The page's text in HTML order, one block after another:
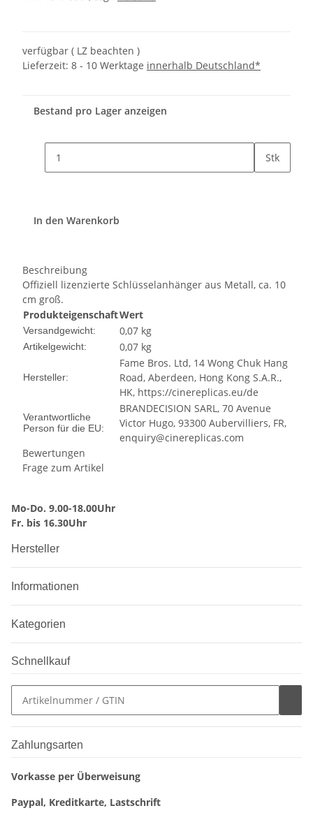
verfügbar ( LZ beachten )
Lieferzeit: 8 - 10 Werktage innerhalb Deutschland*
Bestand pro Lager anzeigen
Stk
In den Warenkorb
Beschreibung
Offiziell lizenzierte Schlüsselanhänger aus Metall, ca. 10
cm groß.
ProdukteigenschaftWert
Versandgewicht: 0,07 kg
Artikelgewicht: 0,07 kg
Hersteller:
Fame Bros. Ltd, 14 Wong Chuk Hang
Road, Aberdeen, Hong Kong S.A.R.,
HK, https://cinereplicas.eu/de
Verantwortliche
Person für die EU:
BRANDECISION SARL, 70 Avenue
Victor Hugo, 93300 Aubervilliers, FR,
enquiry@cinereplicas.com
Bewertungen
Frage zum Artikel
Mo-Do. 9.00-18.00Uhr
Fr. bis 16.30Uhr
Hersteller
Informationen
Kategorien
Schnellkauf
Zahlungsarten
Vorkasse per Überweisung
Paypal, Kreditkarte, Lastschrift